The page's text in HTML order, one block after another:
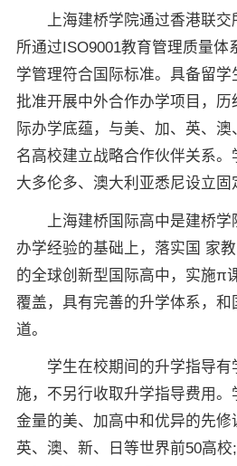
上海建桥学院通过香港联交
所通过ISO9001教育管理质量体
学管理符合国际标准。具备留
批准开展中外合作办学项目，历
际办学底蕴，与美、加、英、
名高校建立战略合作伙伴关系
大多伦多、澳大利亚悉尼设立固
上海建桥国际高中是建桥学
办学经验的基础上，落实国 家
的全球创新型国际高中，实施π
覆盖，具有完善的升学体系，
道。
学生在校期间的升学指导有
施，不另行收取升学指导费用
金量的美、加高中和优异的先修
英、澳、新、日等世界前50高